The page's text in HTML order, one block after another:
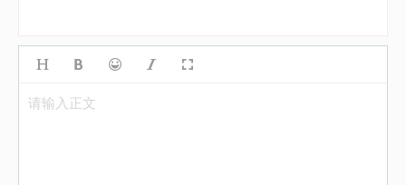
请输入正文